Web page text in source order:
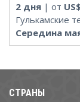
2 дня | от US$
Гулькамские
Середина
СТРАНЫ